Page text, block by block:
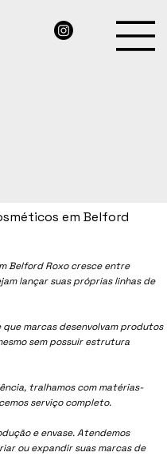
Belford Roxo cresce entre
lançar suas próprias linhas de
marcas desenvolvam produtos
sem possuir estrutura
tralhamos com matérias-
serviço completo.
e envase. Atendemos
ou expandir suas marcas de
em Belford